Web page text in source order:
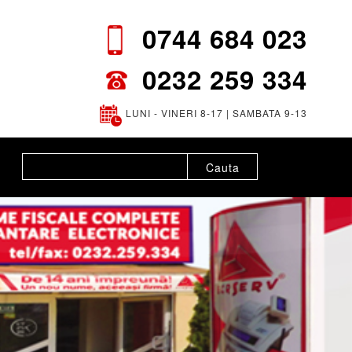
0744 684 023
0232 259 334
LUNI - VINERI 8-17 | SAMBATA 9-13
Cauta